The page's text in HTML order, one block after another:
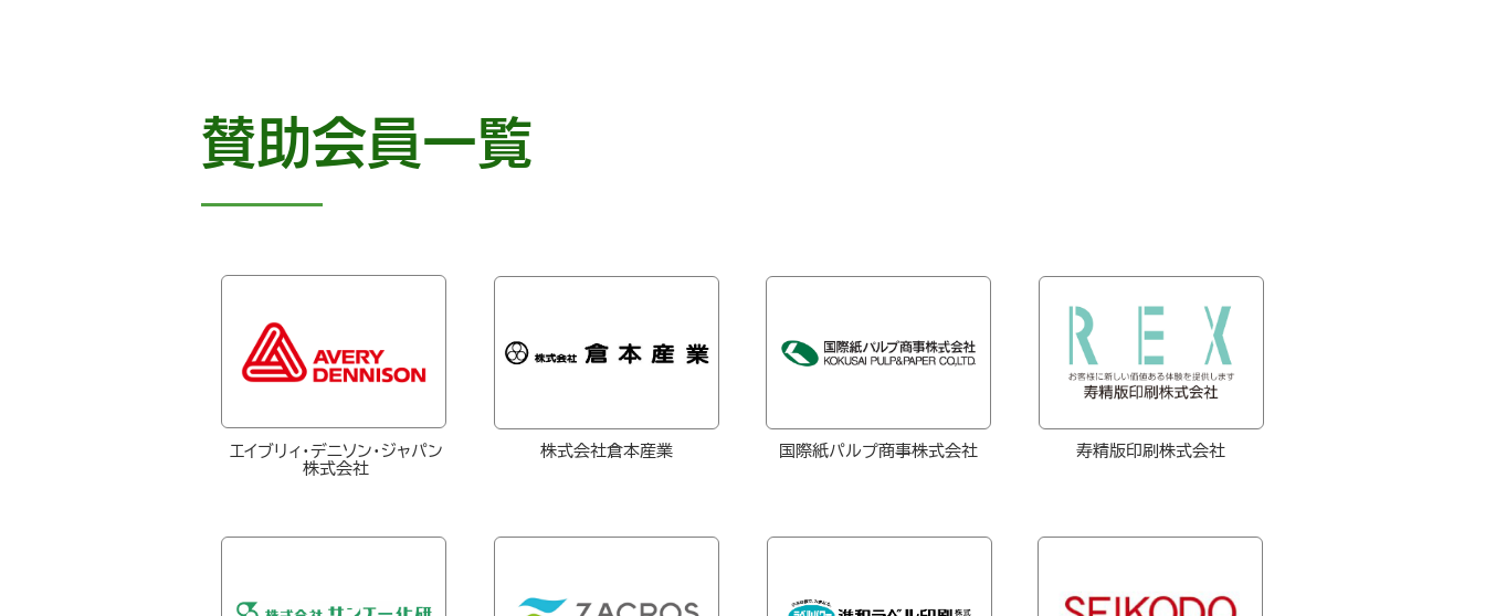
賛助会員一覧
エイブリィ・デニソン・ジャパン
株式会社
株式会社倉本産業 国際紙パルプ商事株式会社 寿精版印刷株式会社